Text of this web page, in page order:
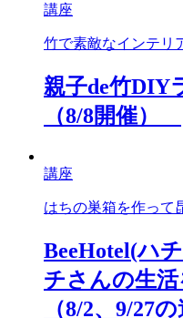
講座
竹で素敵なインテリ
親子de竹DIY
（8/8開催）
講座
はちの巣箱を作って
BeeHotel(ハ
チさんの生
（8/2、9/27